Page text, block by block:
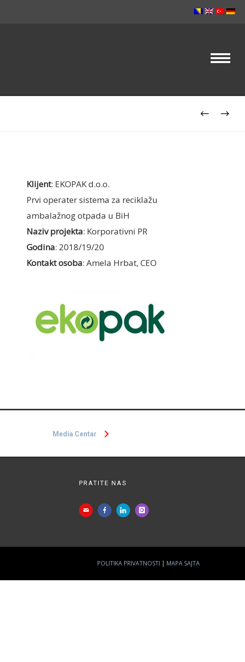
Klijent: EKOPAK d.o.o.
Prvi operater sistema za reciklažu
ambalažnog otpada u BiH
Naziv projekta: Korporativni PR
Godina: 2018/19/20
Kontakt osoba: Amela Hrbat, CEO
Media Centar
PRATITE NAS
POLITIKA PRIVATNOSTI MAPA SAJTA